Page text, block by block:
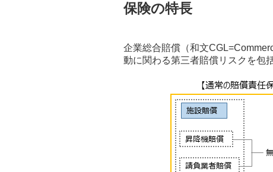
保険の特長
企業総合賠償（和文
動に関わる第三者賠償リスクを包